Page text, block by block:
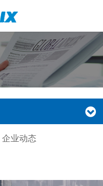
企业动态